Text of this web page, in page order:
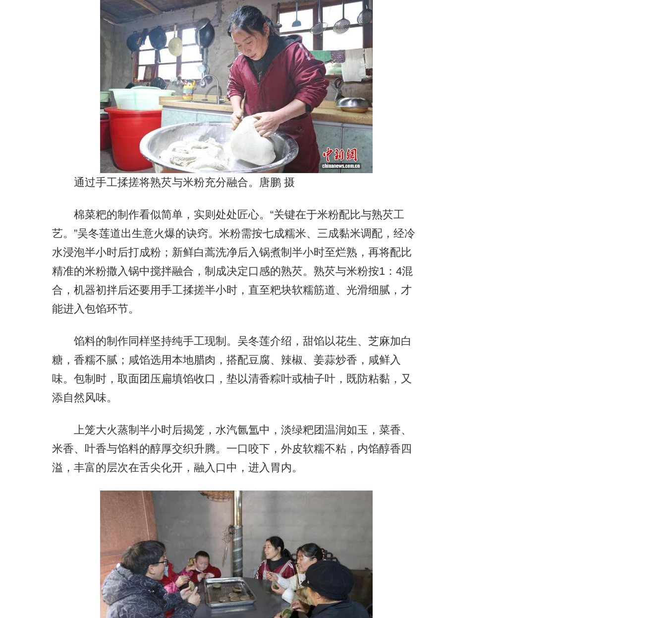
通过手工揉搓将熟芡与米粉充分融合。唐鹏 摄
棉菜粑的制作看似简单，实则处处匠心。“关键在于米粉配比与熟芡工
艺。”吴冬莲道出生意火爆的诀窍。米粉需按七成糯米、三成黏米调配，经冷
水浸泡半小时后打成粉；新鲜白蒿洗净后入锅煮制半小时至烂熟，再将配比
精准的米粉撒入锅中搅拌融合，制成决定口感的熟芡。熟芡与米粉按1：4混
合，机器初拌后还要用手工揉搓半小时，直至粑块软糯筋道、光滑细腻，才
能进入包馅环节。
馅料的制作同样坚持纯手工现制。吴冬莲介绍，甜馅以花生、芝麻加白
糖，香糯不腻；咸馅选用本地腊肉，搭配豆腐、辣椒、姜蒜炒香，咸鲜入
味。包制时，取面团压扁填馅收口，垫以清香粽叶或柚子叶，既防粘黏，又
添自然风味。
上笼大火蒸制半小时后揭笼，水汽氤氲中，淡绿粑团温润如玉，菜香、
米香、叶香与馅料的醇厚交织升腾。一口咬下，外皮软糯不粘，内馅醇香四
溢，丰富的层次在舌尖化开，融入口中，进入胃内。